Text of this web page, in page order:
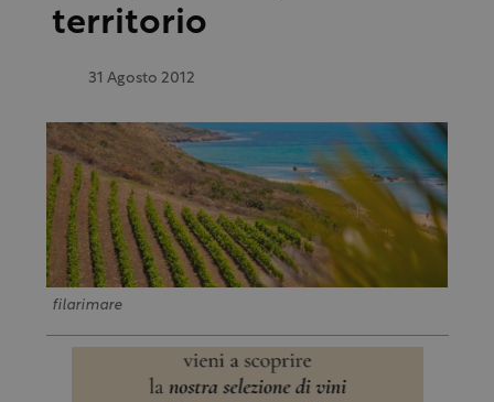
territorio
31 Agosto 2012
filarimare